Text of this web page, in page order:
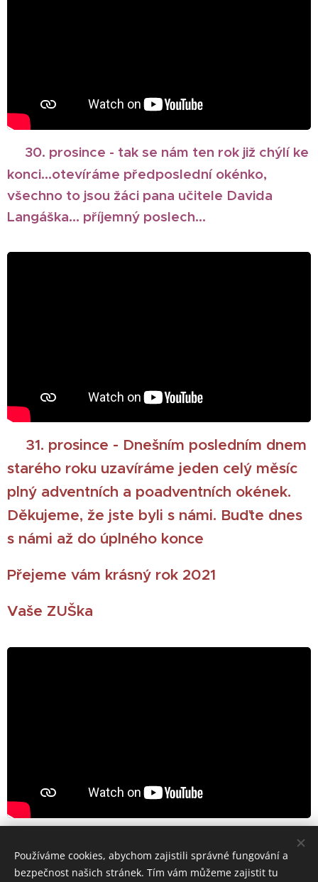
30. prosince - tak se nám ten rok již chýlí ke
konci...otevíráme předposlední okénko,
všechno to jsou žáci pana učitele Davida
Langáška... příjemný poslech...
🎄31. prosince - Dnešním posledním dnem
starého roku uzavíráme jeden celý měsíc
plný adventních a poadventních okének.
Děkujeme, že jste byli s námi. Buďte dnes
s námi až do úplného konce
Přejeme vám krásný rok 2021
Vaše ZUŠka
Share
Používáme cookies, abychom zajistili správné fungování a
bezpečnost našich stránek. Tím vám můžeme zajistit tu